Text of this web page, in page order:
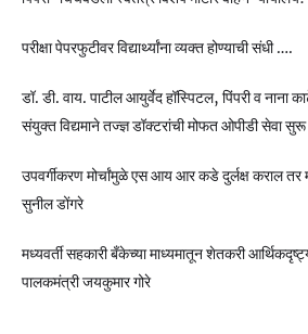
परीक्षा पेपरफुटीवर विद्यार्थ्यांना व्यक्त होण्याची संधी ….
डॉ. डी. वाय. पाटील आयुर्वेद हॉस्पिटल, पिंपरी व नाना
संयुक्त विद्यमाने तज्ज्ञ डॉक्टरांची मोफत ओपीडी सेवा सुरू
उपवर्गीकरण मोर्चांमुळे एस आय आर कडे दुर्लक्ष कराल
सुनील डोंगरे
मध्यवर्ती सहकारी बँकेच्या माध्यमातून शेतकरी
पालकमंत्री जयकुमार गोरे